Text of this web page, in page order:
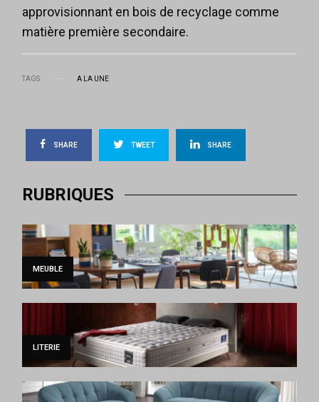
approvisionnant en bois de recyclage comme
matière première secondaire.
TAGS A LA UNE
SHARE TWEET SHARE
RUBRIQUES
MEUBLE
LITERIE